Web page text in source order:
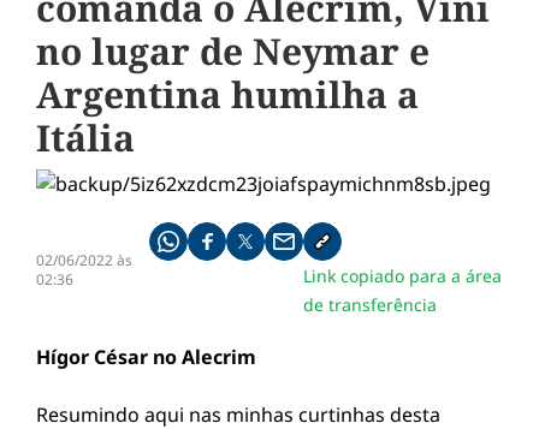
no lugar de Neymar e
Argentina humilha a
Itália
02/06/2022 às
02:36
Compartilhe pelo whatsapp
Compartilhar no facebook
Compartilhar no twitter
Compartilhe pelo email
Copiar link da notícia
Link copiado para a área
de transferência
Hígor César no Alecrim
Resumindo aqui nas minhas curtinhas desta